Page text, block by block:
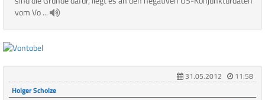
vom Vo ...
31.05.2012
11:58
Holger Scholze